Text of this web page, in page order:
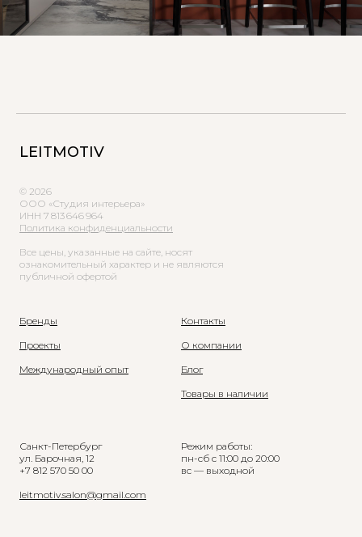
LEITMOTIV
© 2026
ООО «Студия интерьера»
ИНН 7 813 646 964
Политика конфиденциальности
Все цены, указанные на сайте, носят
ознакомительный характер и не являются
публичной офертой
Бренды
Проекты
Международный опыт
Контакты
О компании
Блог
Товары в наличии
Санкт-Петербург
ул. Барочная, 12
+7 812 570 50 00
leitmotiv.salon@gmail.com
Режим работы:
пн-сб с 11:00 до 20:00
вс — выходной